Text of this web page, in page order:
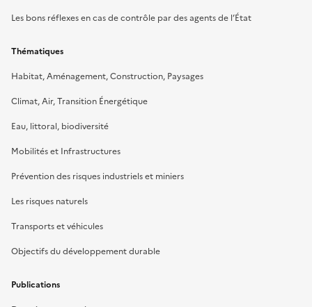
Les bons réflexes en cas de contrôle par des agents de l’État
Thématiques
Habitat, Aménagement, Construction, Paysages
Climat, Air, Transition Énergétique
Eau, littoral, biodiversité
Mobilités et Infrastructures
Prévention des risques industriels et miniers
Les risques naturels
Transports et véhicules
Objectifs du développement durable
Publications